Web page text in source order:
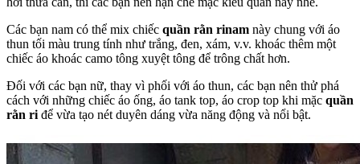
Các bạn nam có thể mix chiếc quần rằn rinam này chung với áo
thun tối màu trung tính như trắng, đen, xám, v.v. khoác thêm một
chiếc áo khoác camo tông xuyệt tông để trông chất hơn.
Đối với các bạn nữ, thay vì phối với áo thun, các bạn nên thử phá
cách với những chiếc áo ống, áo tank top, áo crop top khi mặc quần
rằn ri để vừa tạo nét duyên dáng vừa năng động và nổi bật.